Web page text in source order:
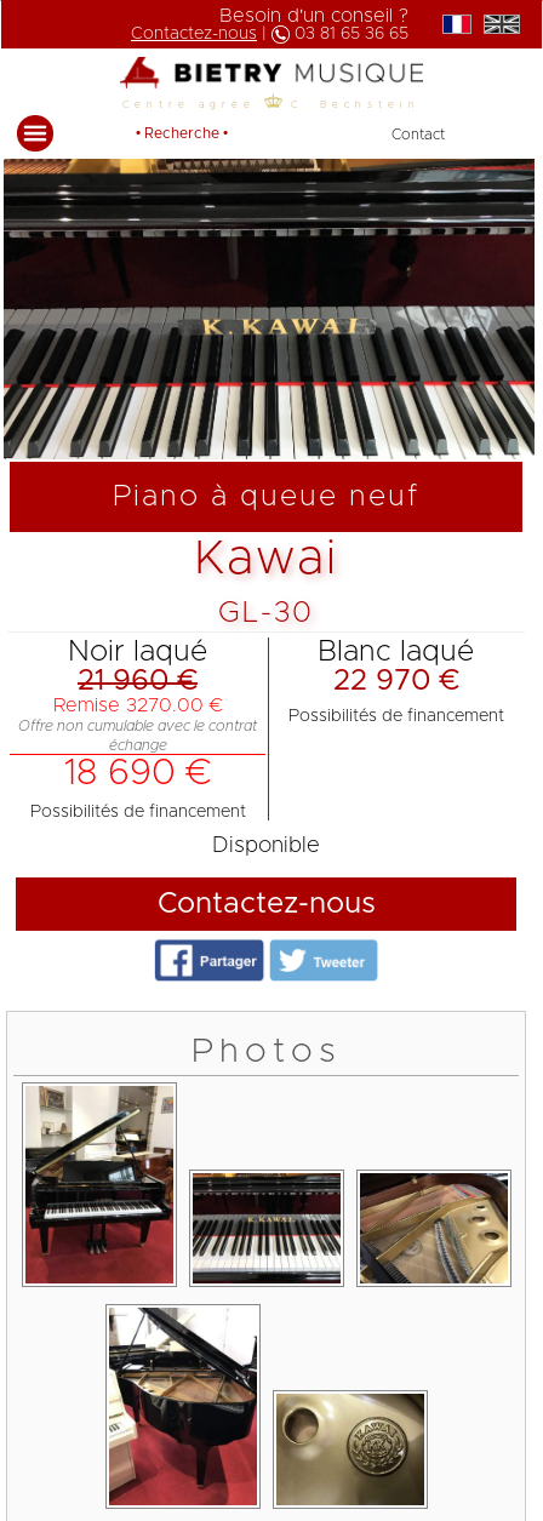
Besoin d'un conseil ?
Contactez-nous 03 81 65 36 65
Centre agrée C. Bechstein
• Recherche • Contact
Piano à queue neuf
Kawai
GL-30
Noir laqué
21 960 €
Remise 3270.00 €
Offre non cumulable avec le contrat
échange
18 690 €
Possibilités de financement
Blanc laqué
22 970 €
Possibilités de financement
Disponible
Contactez-nous
Photos